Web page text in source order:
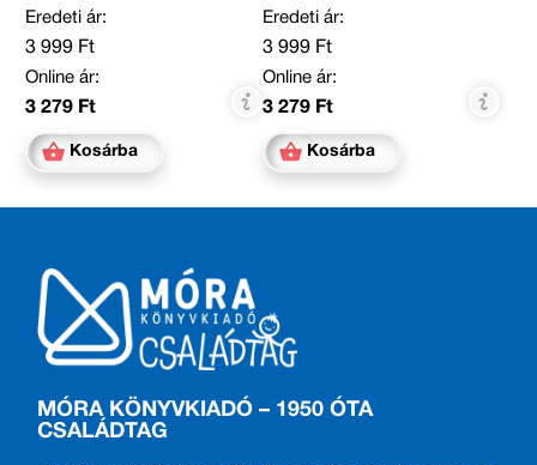
Eredeti ár:
3 999 Ft
Online ár:
3 279 Ft
Kosárba
Eredeti ár:
3 999 Ft
Online ár:
3 279 Ft
Kosárba
MÓRA KÖNYVKIADÓ – 1950 ÓTA
CSALÁDTAG